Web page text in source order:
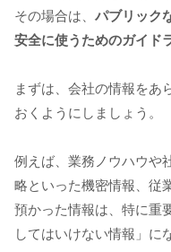
その場合は、 パブリック
安全に使うためのガイド
まずは、会社の情報をあ
おくようにしましょう。
例えば、業務ノウハウや
略といった機密情報、従
預かった情報は、特に重
してはいけない情報」に